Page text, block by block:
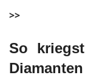
>>
So
Diamanten